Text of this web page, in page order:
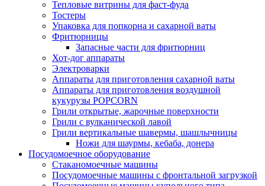
Тепловые витрины для фаст-фуда
Тостеры
Упаковка для попкорна и сахарной ваты
Фритюрницы
Запасные части для фритюрниц
Хот-дог аппараты
Электроварки
Аппараты для приготовления сахарной ваты
Аппараты для приготовления воздушной
кукурузы POPCORN
Грили открытые, жарочные поверхности
Грили с вулканической лавой
Грили вертикальные шавермы, шашлычницы
Ножи для шаурмы, кебаба, донера
Посудомоечное оборудование
Стаканомоечные машины
Посудомоечные машины с фронтальной загрузкой